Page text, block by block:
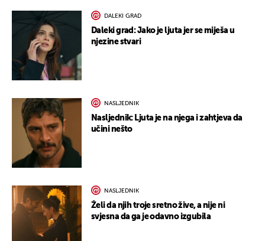
DALEKI GRAD
Daleki grad: Jako je ljuta jer se miješa u
njezine stvari
NASLJEDNIK
Nasljednik: Ljuta je na njega i zahtjeva da
učini nešto
NASLJEDNIK
Želi da njih troje sretno žive, a nije ni
svjesna da ga je odavno izgubila